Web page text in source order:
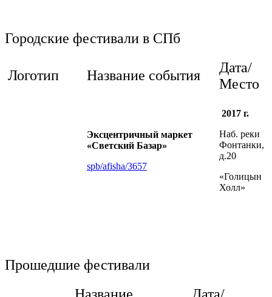
Городские фестивали в СПб
Логотип Название события
Дата/
Место
Эксцентричный маркет
«Светский Базар»
spb/afisha/3657
2017 г.
Наб. реки
Фонтанки,
д.20
«Голицын
Холл»
Прошедшие фестивали